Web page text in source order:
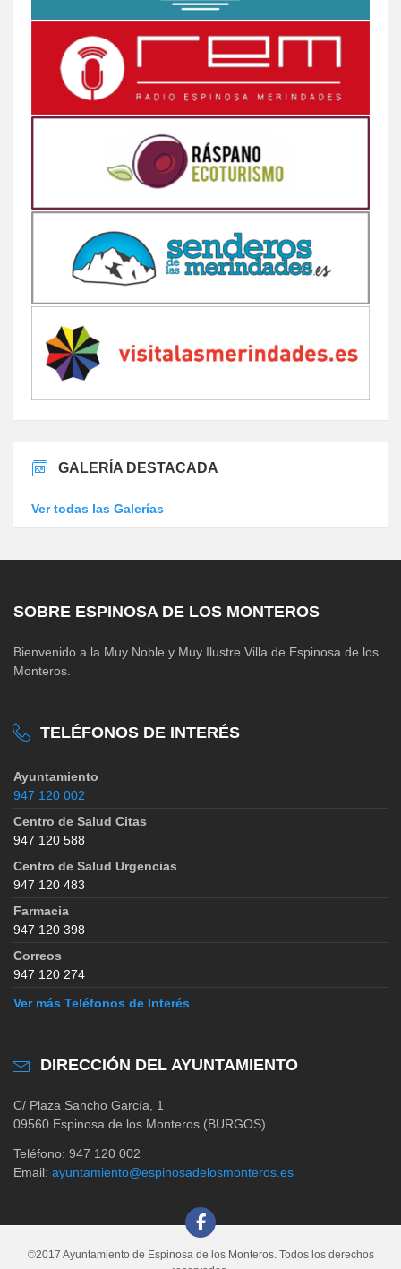
GALERÍA DESTACADA
Ver todas las Galerías
SOBRE ESPINOSA DE LOS MONTEROS
Bienvenido a la Muy Noble y Muy Ilustre Villa de Espinosa de los
Monteros.
TELÉFONOS DE INTERÉS
Ayuntamiento
947 120 002
Centro de Salud Citas
947 120 588
Centro de Salud Urgencias
947 120 483
Farmacia
947 120 398
Correos
947 120 274
Ver más Teléfonos de Interés
DIRECCIÓN DEL AYUNTAMIENTO
C/ Plaza Sancho García, 1
09560 Espinosa de los Monteros (BURGOS)
Teléfono: 947 120 002
Email: ayuntamiento@espinosadelosmonteros.es
©2017 Ayuntamiento de Espinosa de los Monteros. Todos los derechos